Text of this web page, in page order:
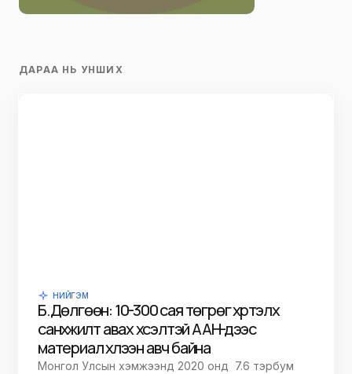
ДАРАА НЬ УНШИХ
НИЙГЭМ
Б.Дөлгөөн: 10-300 сая төгрөг хүртэлх
санхүүжилт авах хүсэлтэй ААН-үүдээс
материал хүлээн авч байна
Монгол Улсын хэмжээнд 2020 онд 7.6 тэрбум